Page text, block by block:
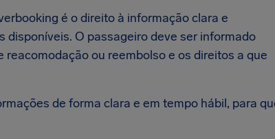
é o direito à informação clara e
O passageiro deve ser informado
ou reembolso e os direitos a que
de forma clara e em tempo hábil, para